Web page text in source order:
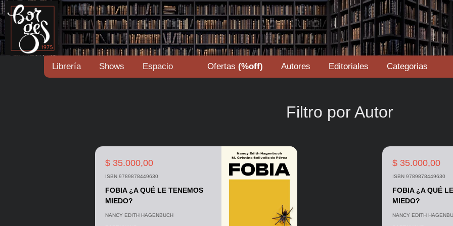
Librería Shows Espacio Ofertas (%off) Autores Editoriales Categorias
Filtro por Autor
$ 35.000,00
ISBN 9789878449630
FOBIA ¿A QUÉ LE TENEMOS
MIEDO?
NANCY EDITH HAGENBUCH
$ 35.000,00
ISBN 9789878449630
FOBIA ¿A QUÉ
MIEDO?
NANCY EDITH